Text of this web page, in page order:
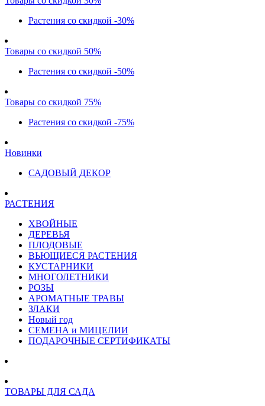
Растения со скидкой -30%
Товары со скидкой 50%
Растения со скидкой -50%
Товары со скидкой 75%
Растения со скидкой -75%
Новинки
САДОВЫЙ ДЕКОР
РАСТЕНИЯ
ХВОЙНЫЕ
ДЕРЕВЬЯ
ПЛОДОВЫЕ
ВЬЮЩИЕСЯ РАСТЕНИЯ
КУСТАРНИКИ
МНОГОЛЕТНИКИ
РОЗЫ
АРОМАТНЫЕ ТРАВЫ
ЗЛАКИ
Новый год
СЕМЕНА и МИЦЕЛИИ
ПОДАРОЧНЫЕ СЕРТИФИКАТЫ
ТОВАРЫ ДЛЯ САДА